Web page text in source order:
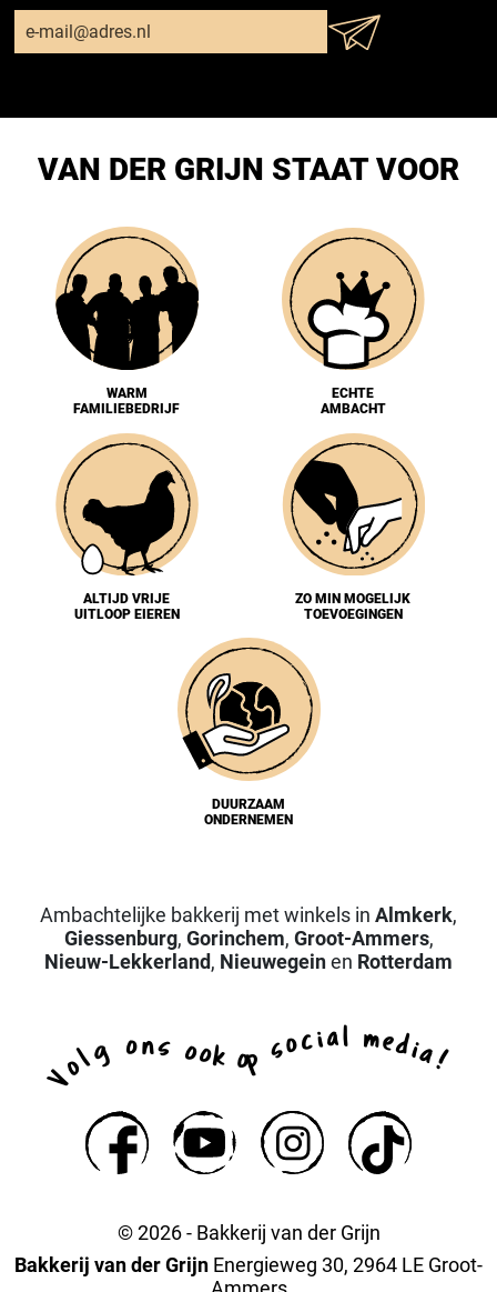
VAN DER GRIJN STAAT VOOR
WARM
FAMILIEBEDRIJF
ECHTE
AMBACHT
ALTIJD VRIJE
UITLOOP EIEREN
ZO MIN MOGELIJK
TOEVOEGINGEN
DUURZAAM
ONDERNEMEN
Ambachtelijke bakkerij met winkels in Almkerk,
Giessenburg, Gorinchem, Groot-Ammers,
Nieuw-Lekkerland, Nieuwegeinen Rotterdam
V
o
lg ons ook o
p social media!
© 2026 - Bakkerij van der Grijn
Bakkerij van der Grijn Energieweg 30, 2964 LE Groot-